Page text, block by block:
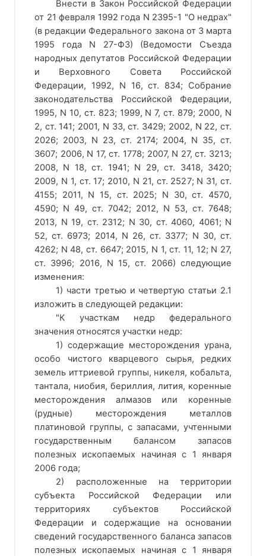
Внести в Закон Российской Федерации
от 21 февраля 1992 года N 2395-1 "О недрах"
(в редакции Федерального закона от 3 марта
1995 года N 27-ФЗ) (Ведомости Съезда
народных депутатов Российской Федерации
и Верховного Совета Российской
Федерации, 1992, N 16, ст. 834; Собрание
законодательства Российской Федерации,
1995, N 10, ст. 823; 1999, N 7, ст. 879; 2000, N
2, ст. 141; 2001, N 33, ст. 3429; 2002, N 22, ст.
2026; 2003, N 23, ст. 2174; 2004, N 35, ст.
3607; 2006, N 17, ст. 1778; 2007, N 27, ст. 3213;
2008, N 18, ст. 1941; N 29, ст. 3418, 3420;
2009, N 1, ст. 17; 2010, N 21, ст. 2527; N 31, ст.
4155; 2011, N 15, ст. 2025; N 30, ст. 4570,
4590; N 49, ст. 7042; 2012, N 53, ст. 7648;
2013, N 19, ст. 2312; N 30, ст. 4060, 4061; N
52, ст. 6973; 2014, N 26, ст. 3377; N 30, ст.
4262; N 48, ст. 6647; 2015, N 1, ст. 11, 12; N 27,
ст. 3996; 2016, N 15, ст. 2066) следующие
изменения:
1) части третью и четвертую статьи 2.1
изложить в следующей редакции:
"К участкам недр федерального
значения относятся участки недр:
1) содержащие месторождения урана,
особо чистого кварцевого сырья, редких
земель иттриевой группы, никеля, кобальта,
тантала, ниобия, бериллия, лития, коренные
месторождения алмазов или коренные
(рудные) месторождения металлов
платиновой группы, с запасами, учтенными
государственным балансом запасов
полезных ископаемых начиная с 1 января
2006 года;
2) расположенные на территории
субъекта Российской Федерации или
территориях субъектов Российской
Федерации и содержащие на основании
сведений государственного баланса запасов
полезных ископаемых начиная с 1 января